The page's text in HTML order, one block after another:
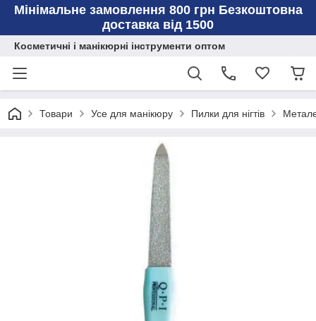
Мінімальне замовлення 800 грн Безкоштовна
доставка від 1500
Косметичні і манікюрні інструменти оптом
Товари Усе для манікюру Пилки для нігтів